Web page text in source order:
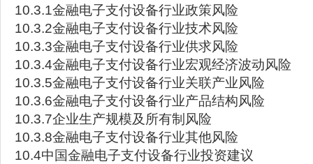
10.3.1金融电子支付设备行业政策风险
10.3.2金融电子支付设备行业技术风险
10.3.3金融电子支付设备行业供求风险
10.3.4金融电子支付设备行业宏观经济波动风险
10.3.5金融电子支付设备行业关联产业风险
10.3.6金融电子支付设备行业产品结构风险
10.3.7企业生产规模及所有制风险
10.3.8金融电子支付设备行业其他风险
10.4中国金融电子支付设备行业投资建议